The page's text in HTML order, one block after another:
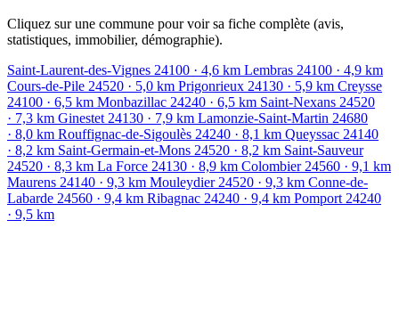
Cliquez sur une commune pour voir sa fiche complète (avis,
statistiques, immobilier, démographie).
Saint-Laurent-des-Vignes 24100 · 4,6 km Lembras 24100 · 4,9 km
Cours-de-Pile 24520 · 5,0 km Prigonrieux 24130 · 5,9 km Creysse
24100 · 6,5 km Monbazillac 24240 · 6,5 km Saint-Nexans 24520
· 7,3 km Ginestet 24130 · 7,9 km Lamonzie-Saint-Martin 24680
· 8,0 km Rouffignac-de-Sigoulès 24240 · 8,1 km Queyssac 24140
· 8,2 km Saint-Germain-et-Mons 24520 · 8,2 km Saint-Sauveur
24520 · 8,3 km La Force 24130 · 8,9 km Colombier 24560 · 9,1 km
Maurens 24140 · 9,3 km Mouleydier 24520 · 9,3 km Conne-de-
Labarde 24560 · 9,4 km Ribagnac 24240 · 9,4 km Pomport 24240
· 9,5 km